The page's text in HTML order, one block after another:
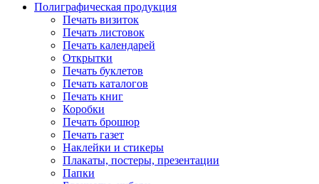
Полиграфическая продукция
Печать визиток
Печать листовок
Печать календарей
Открытки
Печать буклетов
Печать каталогов
Печать книг
Коробки
Печать брошюр
Печать газет
Наклейки и стикеры
Плакаты, постеры, презентации
Папки